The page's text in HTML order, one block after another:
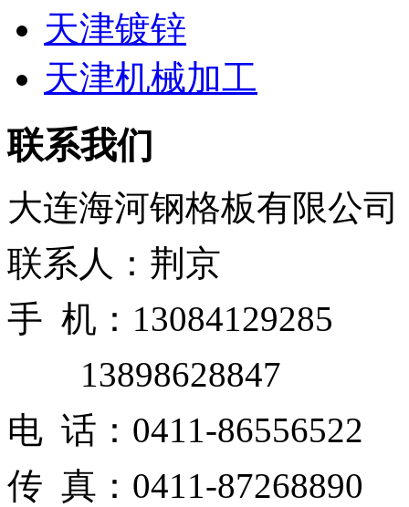
天津镀锌
天津机械加工
联系我们
大连海河钢格板有限公司
联系人：荆京
手 机：13084129285
13898628847
电 话：0411-86556522
传 真：0411-87268890